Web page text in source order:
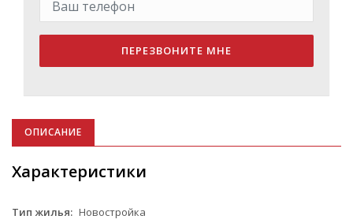
ПЕРЕЗВОНИТЕ МНЕ
ОПИСАНИЕ
Характеристики
Тип жилья: Новостройка